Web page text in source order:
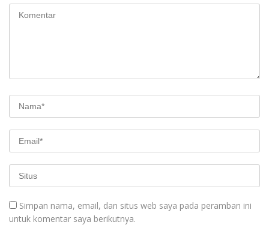
Simpan nama, email, dan situs web saya pada peramban ini
untuk komentar saya berikutnya.